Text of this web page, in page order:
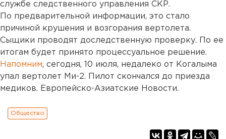
службе следственного управления СКР.
По предварительной информации, это стало
причиной крушения и возгорания вертолета.
Сыщики проводят доследственную проверку. По ее
итогам будет принято процессуальное решение.
Напомним, сегодня, 10 июля, недалеко от Когалыма
упал вертолет Ми-2. Пилот скончался до приезда
медиков. Европейско-Азиатские Новости.
Общество